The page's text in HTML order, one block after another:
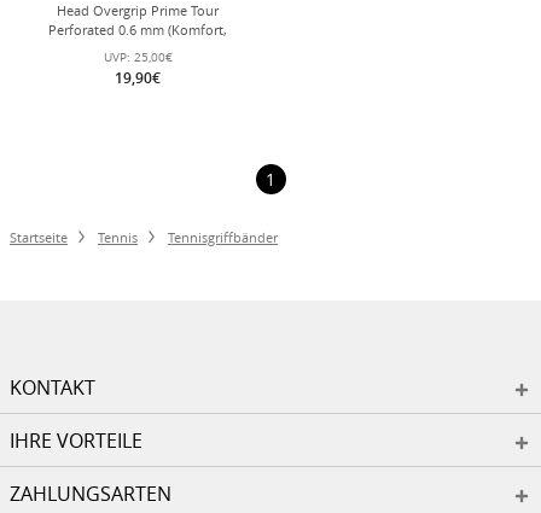
Head Overgrip Prime Tour
Perforated 0.6 mm (Komfort,
Griffigkeit) weiss 12er Clip-Beutel
UVP: 25,00€
19,90€
1
Startseite Tennis Tennisgriffbänder
KONTAKT
IHRE VORTEILE
ZAHLUNGSARTEN